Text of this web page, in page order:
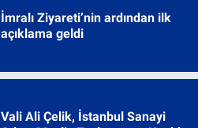
İmralı Ziyareti’nin ardından ilk
açıklama geldi
Vali Ali Çelik, İstanbul Sanayi